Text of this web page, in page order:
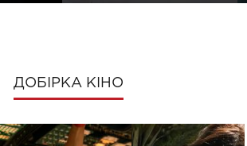
ДОБІРКА КІНО